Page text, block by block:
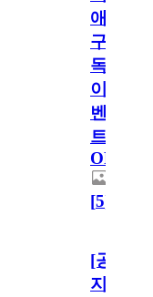
애
구
독
이
벤
트
OPEN!
[5]
[공
지]